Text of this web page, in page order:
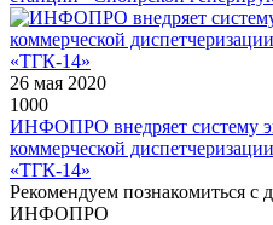
26 мая 2020
1000
ИНФОПРО внедряет систему
коммерческой
«ТГК-14»
Рекомендуем познакомиться с
ИНФОПРО